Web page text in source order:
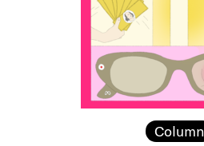
Column